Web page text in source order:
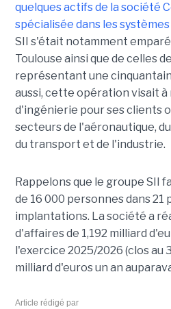
quelques actifs de la société
spécialisée dans les
SII s'était notamment
Toulouse ainsi que de celles
représentant une
aussi, cette opération visait
d'ingénierie pour ses clients
secteurs de l'aéronautique,
du transport et de l'industrie.
Rappelons que le groupe SII
de 16 000 personnes dans 21
implantations. La société a
d'affaires de 1,192 milliard
l'exercice 2025/2026 (clos au
milliard d'euros un an
Article rédigé par